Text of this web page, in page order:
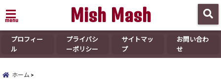
menu Mish Mash
プロフィー
ル
プライバシ
ーポリシー
サイトマッ
プ
お問い合わ
せ
ホーム